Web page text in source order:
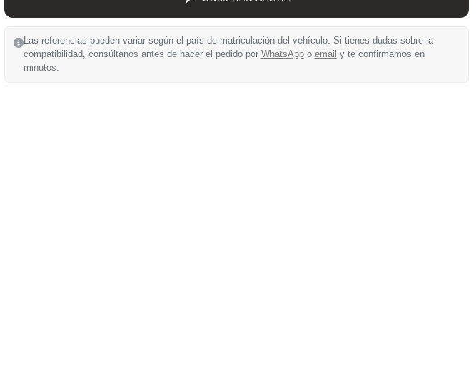
Las referencias pueden variar según el país de matriculación del vehículo. Si tienes dudas sobre la
compatibilidad, consúltanos antes de hacer el pedido por WhatsAppo email y te confirmamos en
minutos.